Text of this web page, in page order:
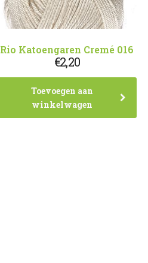
Rio Katoengaren Cremé 016
€2,20
Toevoegen aan
winkelwagen